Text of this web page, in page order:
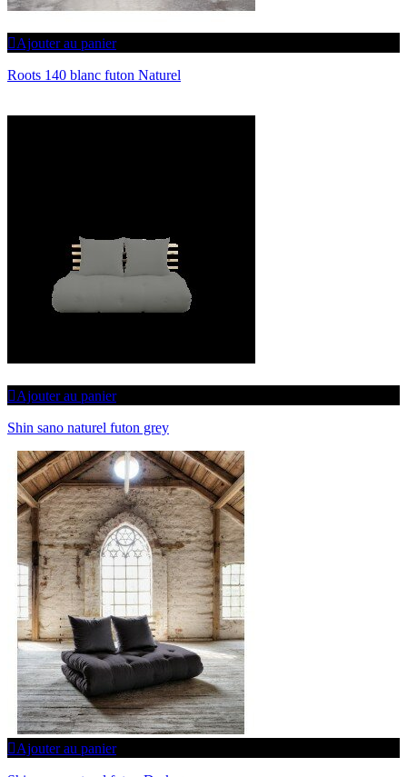
Ajouter au panier
Roots 140 blanc futon Naturel
Ajouter au panier
Shin sano naturel futon grey
Ajouter au panier